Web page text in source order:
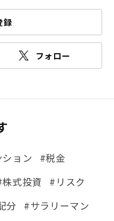
録
フォロー
ョン
#税金
株式投資
#リスク
分 #サラリーマン